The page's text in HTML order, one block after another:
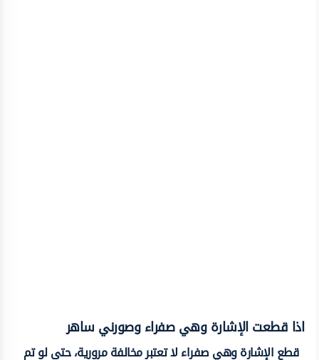
اذا قطعت الإشارة وهي صفراء وصورني ساهر
قطع الإشارة وهي صفراء لا تعتبر مخالفة مرورية، حتى لو تم